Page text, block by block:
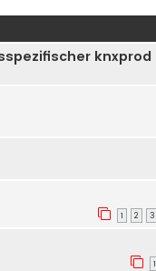
knxprod
1 2 3
1